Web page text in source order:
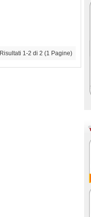
Risultati 1-2 di 2 (1 Pagine)